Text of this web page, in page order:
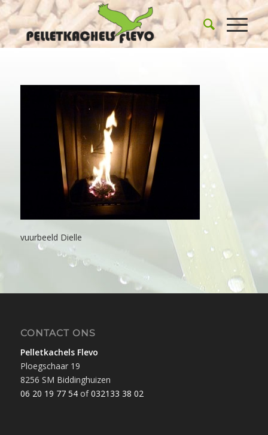
vuurbeeld Dielle
CONTACT ONS
Pelletkachels Flevo
Ploegschaar 19
8256 SM Biddinghuizen
06 20 19 77 54of032133 38 02